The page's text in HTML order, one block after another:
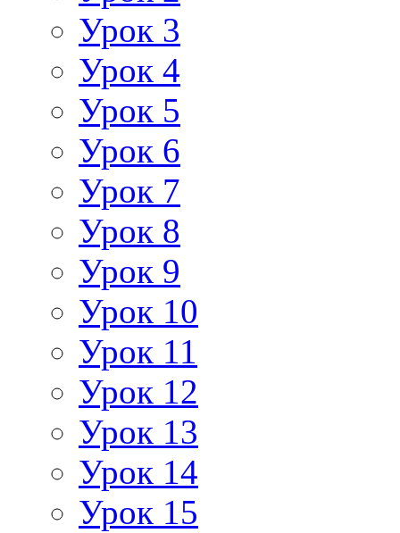
Урок 3
Урок 4
Урок 5
Урок 6
Урок 7
Урок 8
Урок 9
Урок 10
Урок 11
Урок 12
Урок 13
Урок 14
Урок 15